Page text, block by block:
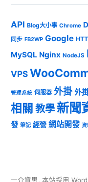
API Blog大小事 Chrome
同步 FB2WP Google
MySQL Nginx NodeJS
VPS
管理系統 伺服器 外掛 外
相關 教學 新聞
發 筆記 經營 網站開發 資
一介資男, 本站採用